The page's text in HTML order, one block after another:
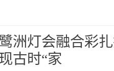
洲灯会融合彩
古时“家